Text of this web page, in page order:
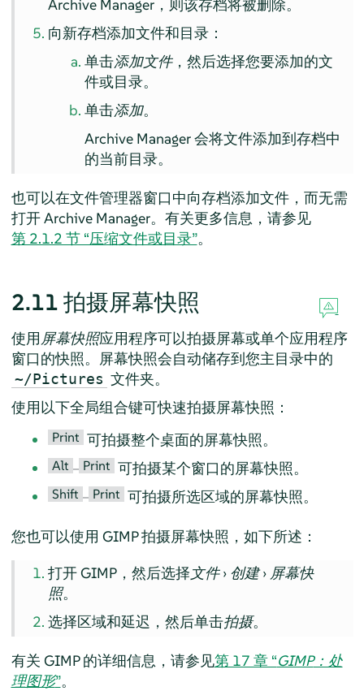
Archive Manager ，则该存档将被删除。
向新存档添加文件和目录：
单击添加文件，然后选择您要添加的文
件或目录。
单击添加。
Archive Manager会将文件添加到存档中
的当前目录。
也可以在文件管理器窗口中向存档添加文件，而无需
打开Archive Manager。有关更多信息，请参见
第 2.1.2 节 “压缩文件或目录”。
2.11 拍摄屏幕快照
使用屏幕快照应用程序可以拍摄屏幕或单个应用程序
窗口的快照。屏幕快照会自动储存到您主目录中的
~/Pictures 文件夹。
使用以下全局组合键可快速拍摄屏幕快照：
Print 可拍摄整个桌面的屏幕快照。
Alt – Print 可拍摄某个窗口的屏幕快照。
Shift – Print 可拍摄所选区域的屏幕快照。
您也可以使用 GIMP拍摄屏幕快照，如下所述：
打开GIMP ，然后选择文件› 创建› 屏幕快
照。
选择区域和延迟，然后单击拍摄。
有关 GIMP的详细信息，请参见第 17 章 “GIMP：处
理图形”。